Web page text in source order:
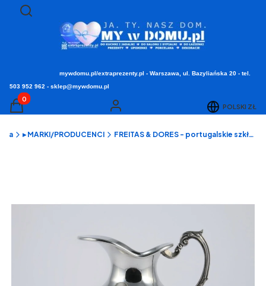
Otwórz wyszukiwarkę
Szukaj
mywdomu.pl/extraprezenty.pl - Warszawa, ul. Bazyliańska 20 - tel.
503 952 962 - sklep@mywdomu.pl
Produkty w koszyku: 0. Zobacz szczegóły
Koszyk Zaloguj się POLSKI ZŁ
▸ MARKI/PRODUCENCI FREITAS & DORES - portugalskie szkło zdobione cyną